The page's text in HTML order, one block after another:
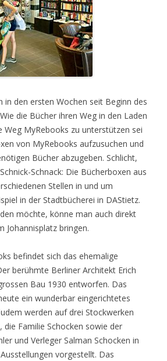
in den ersten Wochen seit Beginn des
die Bücher ihren Weg in den Laden
Weg MyRebooks zu unterstützen sei
von MyRebooks aufzusuchen und
Bücher abzugeben. Schlicht,
Schnack: Die Bücherboxen aus
Stellen in und um
in der Stadtbücherei in DAStietz.
möchte, könne man auch direkt
Johannisplatz bringen.
befindet sich das ehemalige
berühmte Berliner Architekt Erich
Bau 1930 entworfen. Das
ein wunderbar eingerichtetes
werden auf drei Stockwerken
Familie Schocken sowie der
und Verleger Salman Schocken in
vorgestellt. Das